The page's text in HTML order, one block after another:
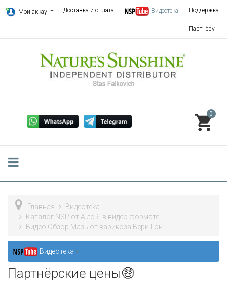
Мой аккаунт Доставка и оплата Видеотека Поддержка
Партнёру
0
Главная
Видеотека
Каталог NSP от А до Я в видео формате
Видео Обзор Мазь от варикоза Вери Гон
Видеотека
Партнёрские цены🤑